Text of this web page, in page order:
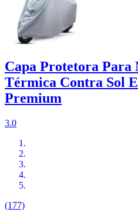
Capa Protetora Para
Térmica Contra Sol
Premium
3.0
(177)